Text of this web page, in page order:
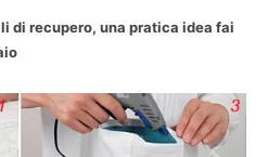
di recupero, una pratica idea fai